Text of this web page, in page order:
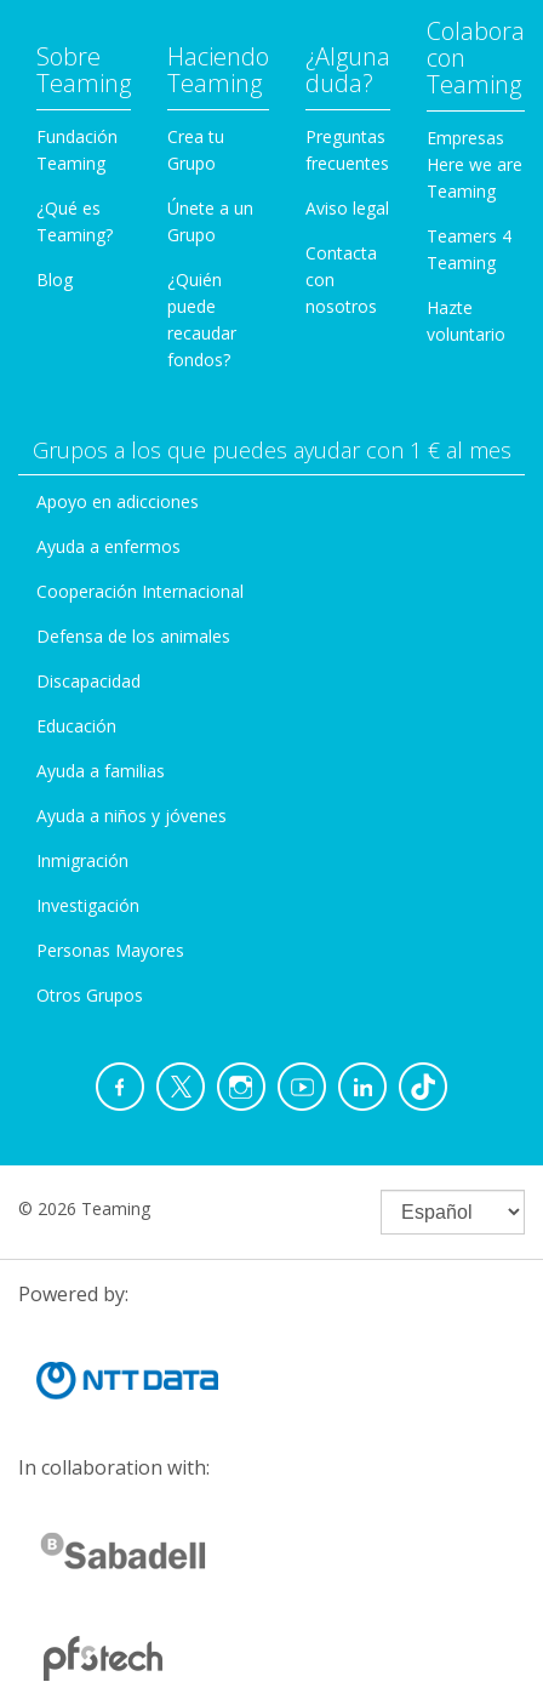
Sobre
Teaming
Fundación
Teaming
¿Qué es
Teaming?
Blog
Haciendo
Teaming
Crea tu
Grupo
Únete a un
Grupo
¿Quién
puede
recaudar
fondos?
¿Alguna
duda?
Preguntas
frecuentes
Aviso legal
Contacta
con
nosotros
Colabora
con
Teaming
Empresas
Here we are
Teaming
Teamers 4
Teaming
Hazte
voluntario
Grupos a los que puedes ayudar con 1 € al mes
Apoyo en adicciones
Ayuda a enfermos
Cooperación Internacional
Defensa de los animales
Discapacidad
Educación
Ayuda a familias
Ayuda a niños y jóvenes
Inmigración
Investigación
Personas Mayores
Otros Grupos
© 2026 Teaming
Powered by:
In collaboration with: